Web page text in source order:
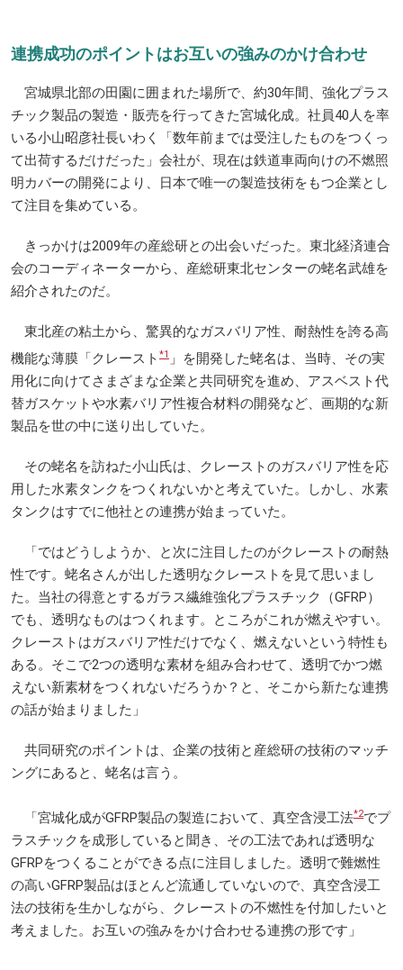
連携成功のポイントはお互いの強みのかけ合わせ
宮城県北部の田園に囲まれた場所で、約30年間、強化プラス
チック製品の製造・販売を行ってきた宮城化成。社員40人を率
いる小山昭彦社長いわく「数年前までは受注したものをつくっ
て出荷するだけだった」会社が、現在は鉄道車両向けの不燃照
明カバーの開発により、日本で唯一の製造技術をもつ企業とし
て注目を集めている。
きっかけは2009年の産総研との出会いだった。東北経済連合
会のコーディネーターから、産総研東北センターの蛯名武雄を
紹介されたのだ。
東北産の粘土から、驚異的なガスバリア性、耐熱性を誇る高
機能な薄膜「クレースト *1 」を開発した蛯名は、当時、その実
用化に向けてさまざまな企業と共同研究を進め、アスベスト代
替ガスケットや水素バリア性複合材料の開発など、画期的な新
製品を世の中に送り出していた。
その蛯名を訪ねた小山氏は、クレーストのガスバリア性を応
用した水素タンクをつくれないかと考えていた。しかし、水素
タンクはすでに他社との連携が始まっていた。
「ではどうしようか、と次に注目したのがクレーストの耐熱
性です。蛯名さんが出した透明なクレーストを見て思いまし
た。当社の得意とするガラス繊維強化プラスチック（GFRP）
でも、透明なものはつくれます。ところがこれが燃えやすい。
クレーストはガスバリア性だけでなく、燃えないという特性も
ある。そこで2つの透明な素材を組み合わせて、透明でかつ燃
えない新素材をつくれないだろうか？と、そこから新たな連携
の話が始まりました」
共同研究のポイントは、企業の技術と産総研の技術のマッチ
ングにあると、蛯名は言う。
「宮城化成がGFRP製品の製造において、真空含浸工法*2でプ
ラスチックを成形していると聞き、その工法であれば透明な
GFRPをつくることができる点に注目しました。透明で難燃性
の高いGFRP製品はほとんど流通していないので、真空含浸工
法の技術を生かしながら、クレーストの不燃性を付加したいと
考えました。お互いの強みをかけ合わせる連携の形です」